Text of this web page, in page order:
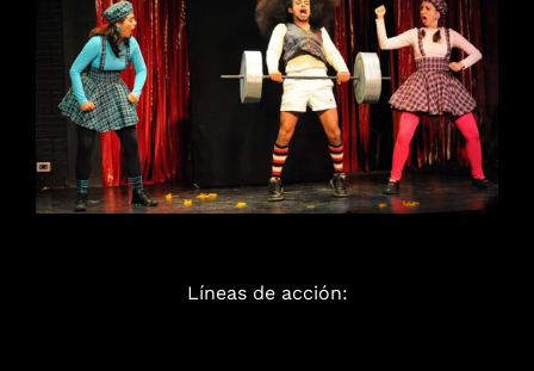
Líneas de acción: